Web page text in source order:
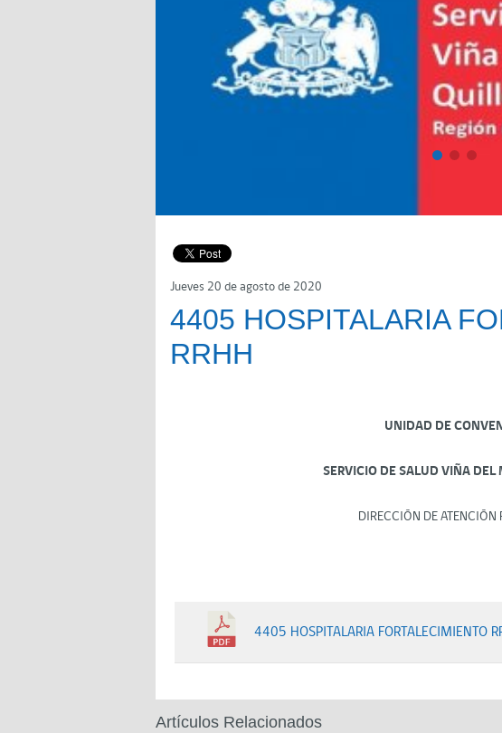
Jueves 20 de agosto de 2020
4405 HOSPITALARIA
RRHH
UNIDAD DE
SERVICIO DE SALUD VIÑA DEL
DIRECCIÓN DE ATENCIÓN
4405 HOSPITALARIA FORTALECIMIENTO
Artículos Relacionados